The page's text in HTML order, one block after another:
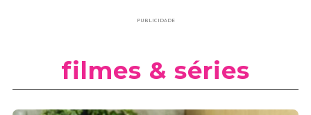
PUBLICIDADE
filmes & séries